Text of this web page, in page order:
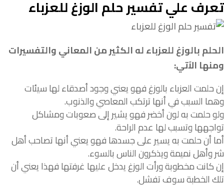
تعرف علي تفسير حلم الوزغ للعزباء
الحلم بالوزغ للعزباء له الكثير من المعاني والتفسيرات
ومنها الآتي:
إنحلمتالعزباء بالوزغفهويعنيوجودأصدقاءلهاسيئات
وهما السببفيأنهاترتكبالمعاصيوالذنوب.
ولوحلمتبهلونأخضرفهويشيرإلىصعوباتومشاكل
تواجههاوتسببلها عدمالراحة.
أماأنحلمتبهيسيرعلىجسدهافهويعنيأنهاتصاحبأهل
شروأهلنميمةويذكرونالناسبالسوء.
إنكانتمخطوبةورأتالوزغيدخلعليها غرفتهافهذايعنيأن
تلكالخطبةسوفتفشل.